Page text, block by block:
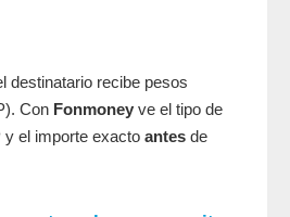
destinatario recibe pesos
Con Fonmoney ve el tipo de
el importe exacto antes de